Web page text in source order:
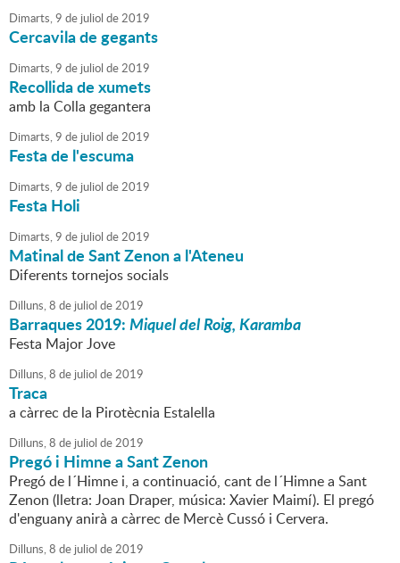
Dimarts,9 de juliol de2019
Cercavila de gegants
Dimarts,9 de juliol de2019
Recollida de xumets
amb la Colla gegantera
Dimarts,9 de juliol de2019
Festa de l'escuma
Dimarts,9 de juliol de2019
Festa Holi
Dimarts,9 de juliol de2019
Matinal de Sant Zenon a l'Ateneu
Diferents tornejos socials
Dilluns,8 de juliol de2019
Barraques 2019:Miquel del Roig, Karamba
Festa Major Jove
Dilluns,8 de juliol de2019
Traca
a càrrec de la Pirotècnia Estalella
Dilluns,8 de juliol de2019
Pregó i Himne a Sant Zenon
Pregó de l´Himne i, a continuació, cant de l´Himne a Sant
Zenon (lletra: Joan Draper, música: Xavier Maimí). El pregó
d'enguany anirà a càrrec de Mercè Cussó i Cervera.
Dilluns,8 de juliol de2019